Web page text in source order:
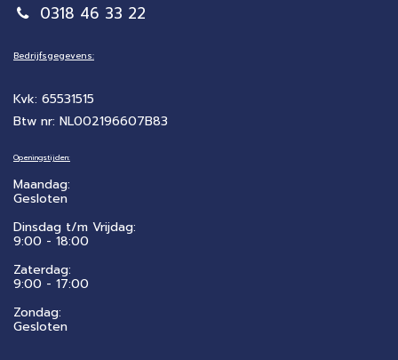
0318 46 33 22
Bedrijfsgegevens:
Kvk: 65531515
Btw nr: NL002196607B83
Openingstijden:
Maandag:
Gesloten
Dinsdag t/m Vrijdag:
9:00 - 18:00
Zaterdag:
​9:00 - 17:00
Zondag:
Gesloten